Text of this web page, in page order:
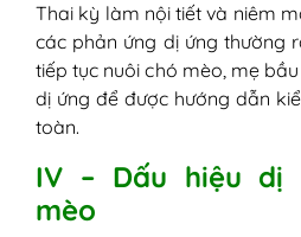
Thai kỳ làm nội tiết và niêm
các phản ứng dị ứng thường
tiếp tục nuôi chó mèo, mẹ
dị ứng để được hướng dẫn
toàn.
IV – Dấu hiệu dị
mèo